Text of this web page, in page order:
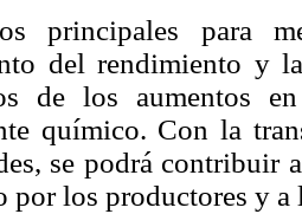
principales para
del rendimiento y
de los aumentos
químico. Con la
se podrá
por los productores y